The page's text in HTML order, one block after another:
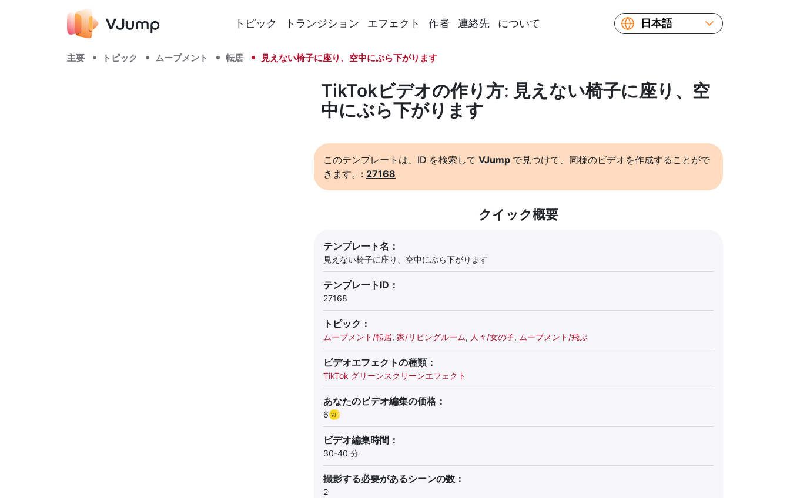
トピック トランジション エフェクト 作者 連絡先 について
日本語
Українська
主要 トピック ムーブメント 転居 見えない椅子に座り、空中にぶら下がります
TikTokビデオの作り方: 見えない椅子に座り、空
中にぶら下がります
このテンプレートは、ID を検索して VJump で見つけて、同様のビデオを作成することがで
きます。: 27168
クイック概要
テンプレート名：
見えない椅子に座り、空中にぶら下がります
テンプレートID：
27168
トピック：
ムーブメント/転居, 家/リビングルーム, 人々/女の子, ムーブメント/飛ぶ
ビデオエフェクトの種類：
TikTok グリーンスクリーンエフェクト
あなたのビデオ編集の価格：
6
ビデオ編集時間：
30-40 分
撮影する必要があるシーンの数：
2